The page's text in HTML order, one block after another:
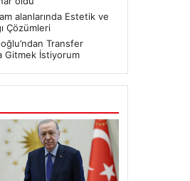
alanlarında Estetik ve
Çözümleri
Transfer
Gitmek İstiyorum